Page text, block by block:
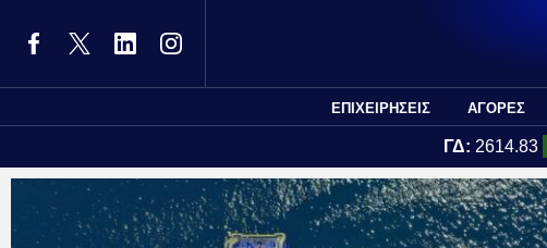
ΕΠΙΧΕΙΡΗΣΕΙΣ ΑΓΟΡΕΣ
ΓΔ: 2614.83